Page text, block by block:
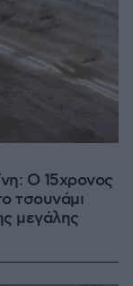
Ο 15χρονος
τσουνάμι
μεγάλης